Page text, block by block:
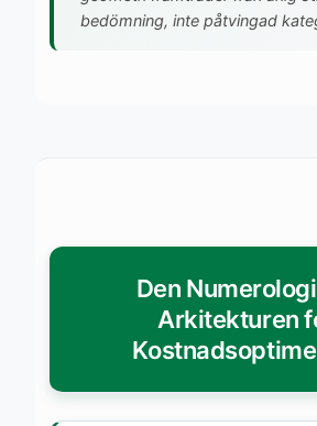
bedömning, inte påtvingad
Den
Arkitekturen